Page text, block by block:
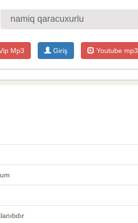
Mp3 Giriş Youtube mp3